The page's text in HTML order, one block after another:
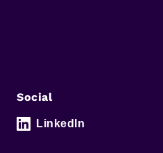
Social
LinkedIn